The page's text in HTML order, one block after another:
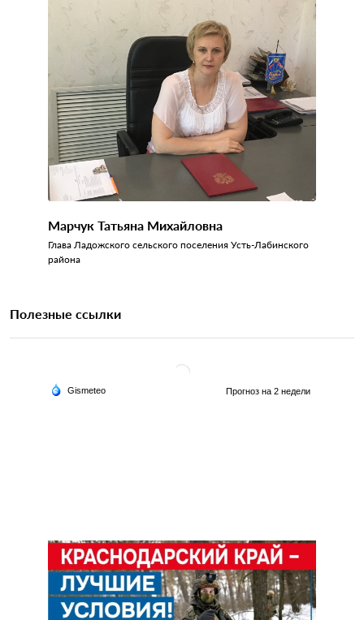
Марчук Татьяна Михайловна
Глава Ладожского сельского поселения Усть-Лабинского
района
Полезные ссылки